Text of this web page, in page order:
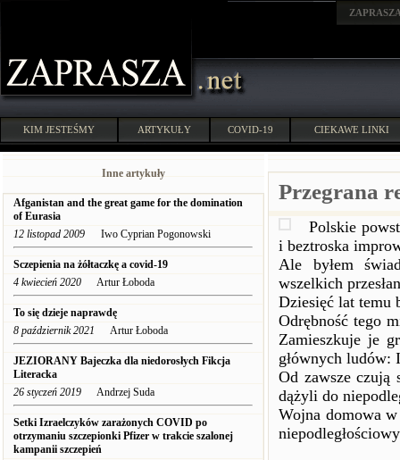
KIM JESTEŚMY ARTYKUŁY COVID-19 CIEKAWE LINKI
Inne artykuły
Afganistan and the great game for the domination
of Eurasia
12 listopad 2009 Iwo Cyprian Pogonowski
Sczepienia na żółtaczkę a covid-19
4 kwiecień 2020 Artur Łoboda
To się dzieje naprawdę
8 październik 2021 Artur Łoboda
JEZIORANY Bajeczka dla niedorosłych Fikcja
Literacka
26 styczeń 2019 Andrzej Suda
Setki Izraelczyków zarażonych COVID po
otrzymaniu szczepionki Pfizer w trakcie szalonej
kampanii szczepień
Przegrana
Polskie
i beztroska
Ale byłem
wszelkich
Dziesięć lat temu
Odrębność tego
Zamieszkuje je
głównych ludów:
Od zawsze czują
dążyli do
Wojna domowa